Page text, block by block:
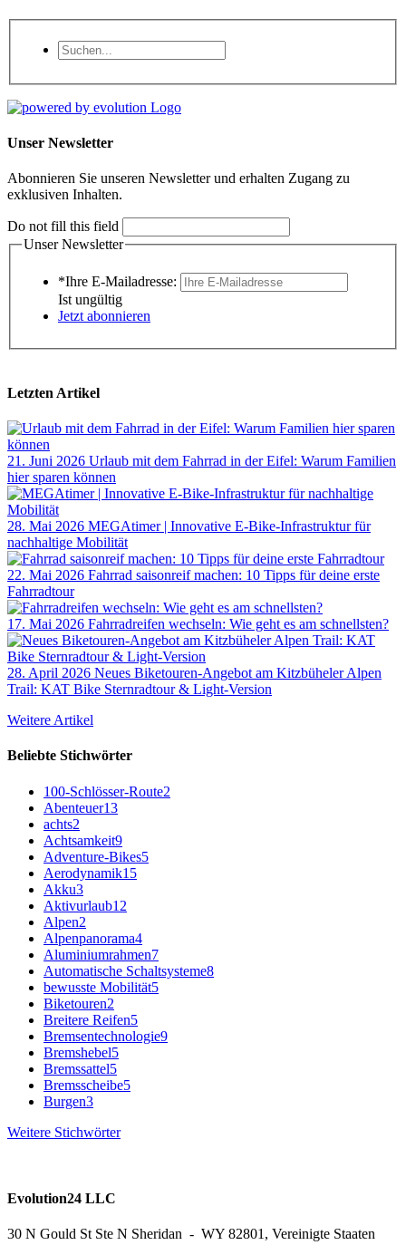
Unser Newsletter
Abonnieren Sie unseren Newsletter und erhalten Zugang zu
exklusiven Inhalten.
Do not fill this field
Unser Newsletter
*Ihre E-Mailadresse:
Ist ungültig
Jetzt abonnieren
Letzten Artikel
21. Juni 2026 Urlaub mit dem Fahrrad in der Eifel: Warum Familien
hier sparen können
28. Mai 2026 MEGAtimer | Innovative E-Bike-Infrastruktur für
nachhaltige Mobilität
22. Mai 2026 Fahrrad saisonreif machen: 10 Tipps für deine erste
Fahrradtour
17. Mai 2026 Fahrradreifen wechseln: Wie geht es am schnellsten?
28. April 2026 Neues Biketouren-Angebot am Kitzbüheler Alpen
Trail: KAT Bike Sternradtour & Light-Version
Weitere Artikel
Beliebte Stichwörter
100-Schlösser-Route2
Abenteuer13
achts2
Achtsamkeit9
Adventure-Bikes5
Aerodynamik15
Akku3
Aktivurlaub12
Alpen2
Alpenpanorama4
Aluminiumrahmen7
Automatische Schaltsysteme8
bewusste Mobilität5
Biketouren2
Breitere Reifen5
Bremsentechnologie9
Bremshebel5
Bremssattel5
Bremsscheibe5
Burgen3
Weitere Stichwörter
Evolution24 LLC
30 N Gould St Ste N Sheridan - WY 82801, Vereinigte Staaten